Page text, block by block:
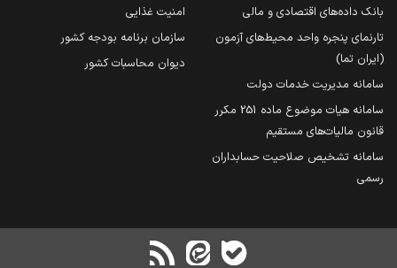
بانک داده‌های اقتصادی و مالی
تارنمای پنجره واحد محیط‌های آزمون
(ایران تما)
سامانه مدیریت خدمات دولت
سامانه هیات موضوع ماده 251 مکرر
قانون مالیات‌های مستقیم
سامانه تشخیص صلاحیت حسابداران
رسمی
امنیت غذایی
سازمان برنامه بودجه کشور
دیوان محاسبات کشور